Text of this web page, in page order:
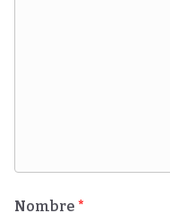
Nombre *